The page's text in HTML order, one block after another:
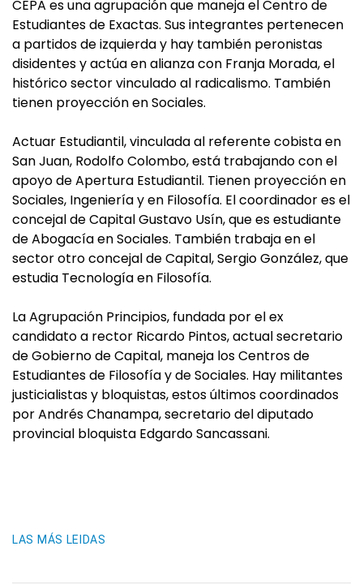
CEPA es una agrupación que maneja el Centro de
Estudiantes de Exactas. Sus integrantes pertenecen
a partidos de izquierda y hay también peronistas
disidentes y actúa en alianza con Franja Morada, el
histórico sector vinculado al radicalismo. También
tienen proyección en Sociales.
Actuar Estudiantil, vinculada al referente cobista en
San Juan, Rodolfo Colombo, está trabajando con el
apoyo de Apertura Estudiantil. Tienen proyección en
Sociales, Ingeniería y en Filosofía. El coordinador es el
concejal de Capital Gustavo Usín, que es estudiante
de Abogacía en Sociales. También trabaja en el
sector otro concejal de Capital, Sergio González, que
estudia Tecnología en Filosofía.
La Agrupación Principios, fundada por el ex
candidato a rector Ricardo Pintos, actual secretario
de Gobierno de Capital, maneja los Centros de
Estudiantes de Filosofía y de Sociales. Hay militantes
justicialistas y bloquistas, estos últimos coordinados
por Andrés Chanampa, secretario del diputado
provincial bloquista Edgardo Sancassani.
LAS MÁS LEIDAS